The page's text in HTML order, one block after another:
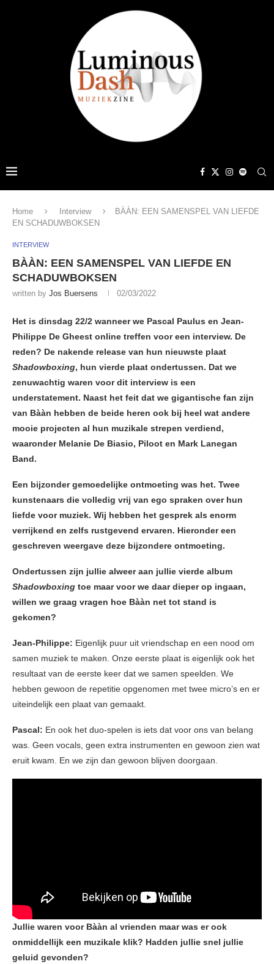
Home Interview
BÀÀN: EEN SAMENSPEL VAN LIEFDE
EN SCHADUWBOKSEN
INTERVIEW
BÀÀN: EEN SAMENSPEL VAN LIEFDE EN
SCHADUWBOKSEN
written by Jos Buersens 02/03/2022
Het is dinsdag 22/2 wanneer we Pascal Paulus en Jean-
Philippe De Gheest online treffen voor een interview. De
reden? De nakende release van hun nieuwste plaat
Shadowboxing, hun vierde plaat ondertussen. Dat we
zenuwachtig waren voor dit interview is een
understatement. Naast het feit dat we gigantische fan zijn
van Bààn hebben de beide heren ook bij heel wat andere
mooie projecten al hun muzikale strepen verdiend,
waaronder Melanie De Biasio, Piloot en Mark Lanegan
Band.
Een bijzonder gemoedelijke ontmoeting was het. Twee
kunstenaars die volledig vrij van ego spraken over hun
liefde voor muziek. Wij hebben het gesprek als enorm
verrijkend en zelfs rustgevend ervaren. Hieronder een
geschreven weergave deze bijzondere ontmoeting.
Ondertussen zijn jullie alweer aan jullie vierde album
Shadowboxing toe maar voor we daar dieper op ingaan,
willen we graag vragen hoe Bààn net tot stand is
gekomen?
Jean-Philippe: Eigenlijk puur uit vriendschap en een nood om
samen muziek te maken. Onze eerste plaat is eigenlijk ook het
resultaat van de eerste keer dat we samen speelden. We
hebben gewoon de repetitie opgenomen met twee micro’s en er
uiteindelijk een plaat van gemaakt.
Pascal: En ook het duo-spelen is iets dat voor ons van belang
was. Geen vocals, geen extra instrumenten en gewoon zien wat
eruit kwam. En we zijn dan gewoon blijven doorgaan.
Jullie waren voor Bààn al vrienden maar was er ook
onmiddellijk een muzikale klik? Hadden jullie snel jullie
geluid gevonden?